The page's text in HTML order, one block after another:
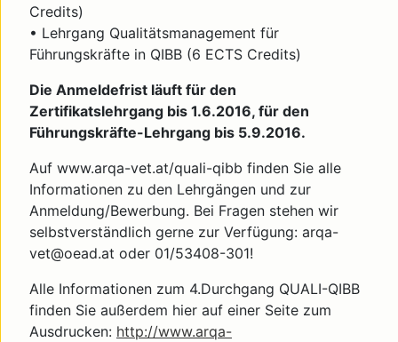
Credits)
• Lehrgang Qualitätsmanagement für
Führungskräfte in QIBB (6 ECTS Credits)
Die Anmeldefrist läuft für den
Zertifikatslehrgang bis 1.6.2016, für den
Führungskräfte-Lehrgang bis 5.9.2016.
Auf www.arqa-vet.at/quali-qibb finden Sie alle
Informationen zu den Lehrgängen und zur
Anmeldung/Bewerbung. Bei Fragen stehen wir
selbstverständlich gerne zur Verfügung: arqa-
vet@oead.at oder 01/53408-301!
Alle Informationen zum 4.Durchgang QUALI-QIBB
finden Sie außerdem hier auf einer Seite zum
Ausdrucken: http://www.arqa-